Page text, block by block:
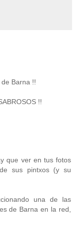
Barna !!
!!
que ver en tus fotos
sus pintxos (y su
una de las
de Barna en la red,